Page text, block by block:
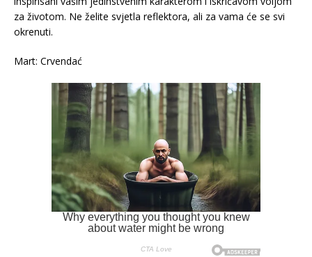
za životom. Ne želite svjetla reflektora, ali za vama će se svi
okrenuti.
Mart: Crvendać